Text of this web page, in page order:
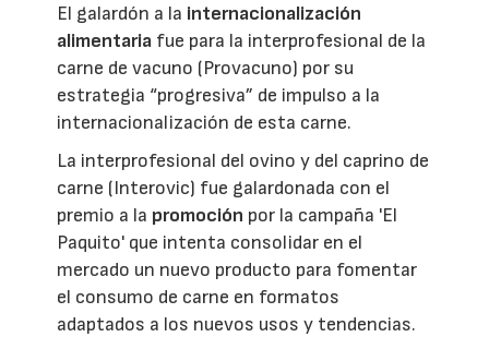
El galardón a la internacionalización
alimentaria fue para la interprofesional de la
carne de vacuno (Provacuno) por su
estrategia “progresiva” de impulso a la
internacionalización de esta carne.
La interprofesional del ovino y del caprino de
carne (Interovic) fue galardonada con el
premio a la promoción por la campaña 'El
Paquito' que intenta consolidar en el
mercado un nuevo producto para fomentar
el consumo de carne en formatos
adaptados a los nuevos usos y tendencias.